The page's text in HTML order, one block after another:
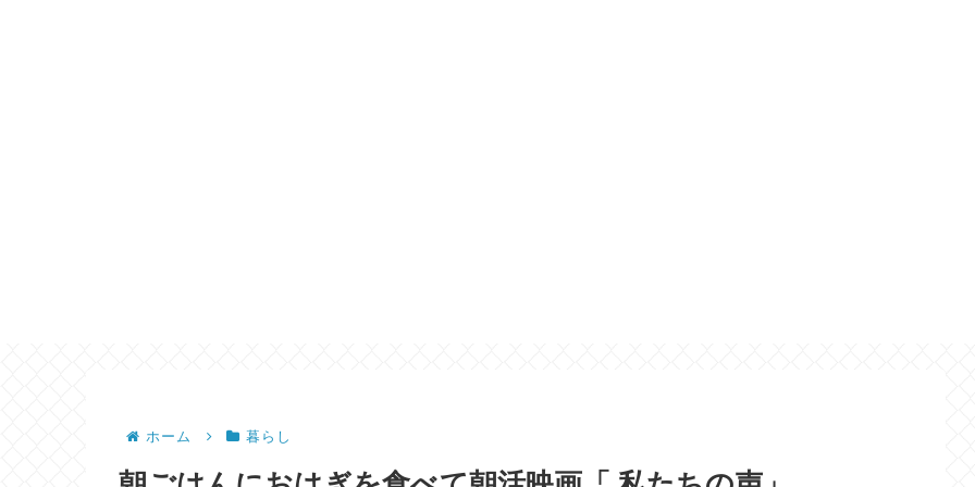
ホーム 暮らし